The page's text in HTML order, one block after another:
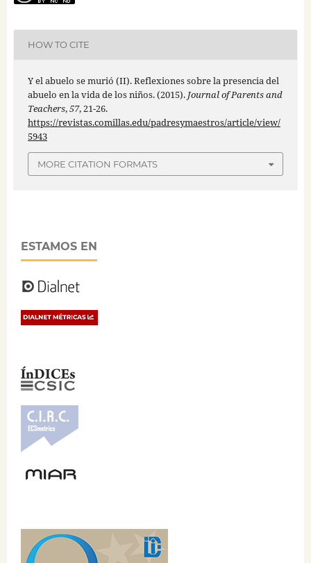
HOW TO CITE
Y el abuelo se murió (II). Reflexiones sobre la presencia del
abuelo en la vida de los niños. (2015). Journal of Parents and
Teachers,57, 21-26.
https://revistas.comillas.edu/padresymaestros/article/view/
5943
MORE CITATION FORMATS
ESTAMOS EN